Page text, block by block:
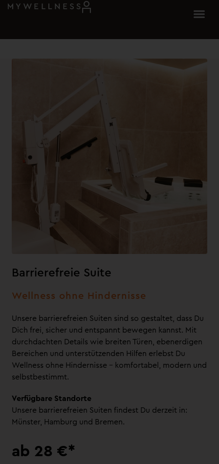
Barrierefreie Suite
Wellness ohne Hindernisse
Unsere barrierefreien Suiten sind so gestaltet, dass Du
Dich frei, sicher und entspannt bewegen kannst. Mit
durchdachten Details wie breiten Türen, ebenerdigen
Bereichen und unterstützenden Hilfen erlebst Du
Wellness ohne Hindernisse – komfortabel, modern und
selbstbestimmt.
Verfügbare Standorte
Unsere barrierefreien Suiten findest Du derzeit in:
Münster, Hamburg und Bremen.
ab 28 €*